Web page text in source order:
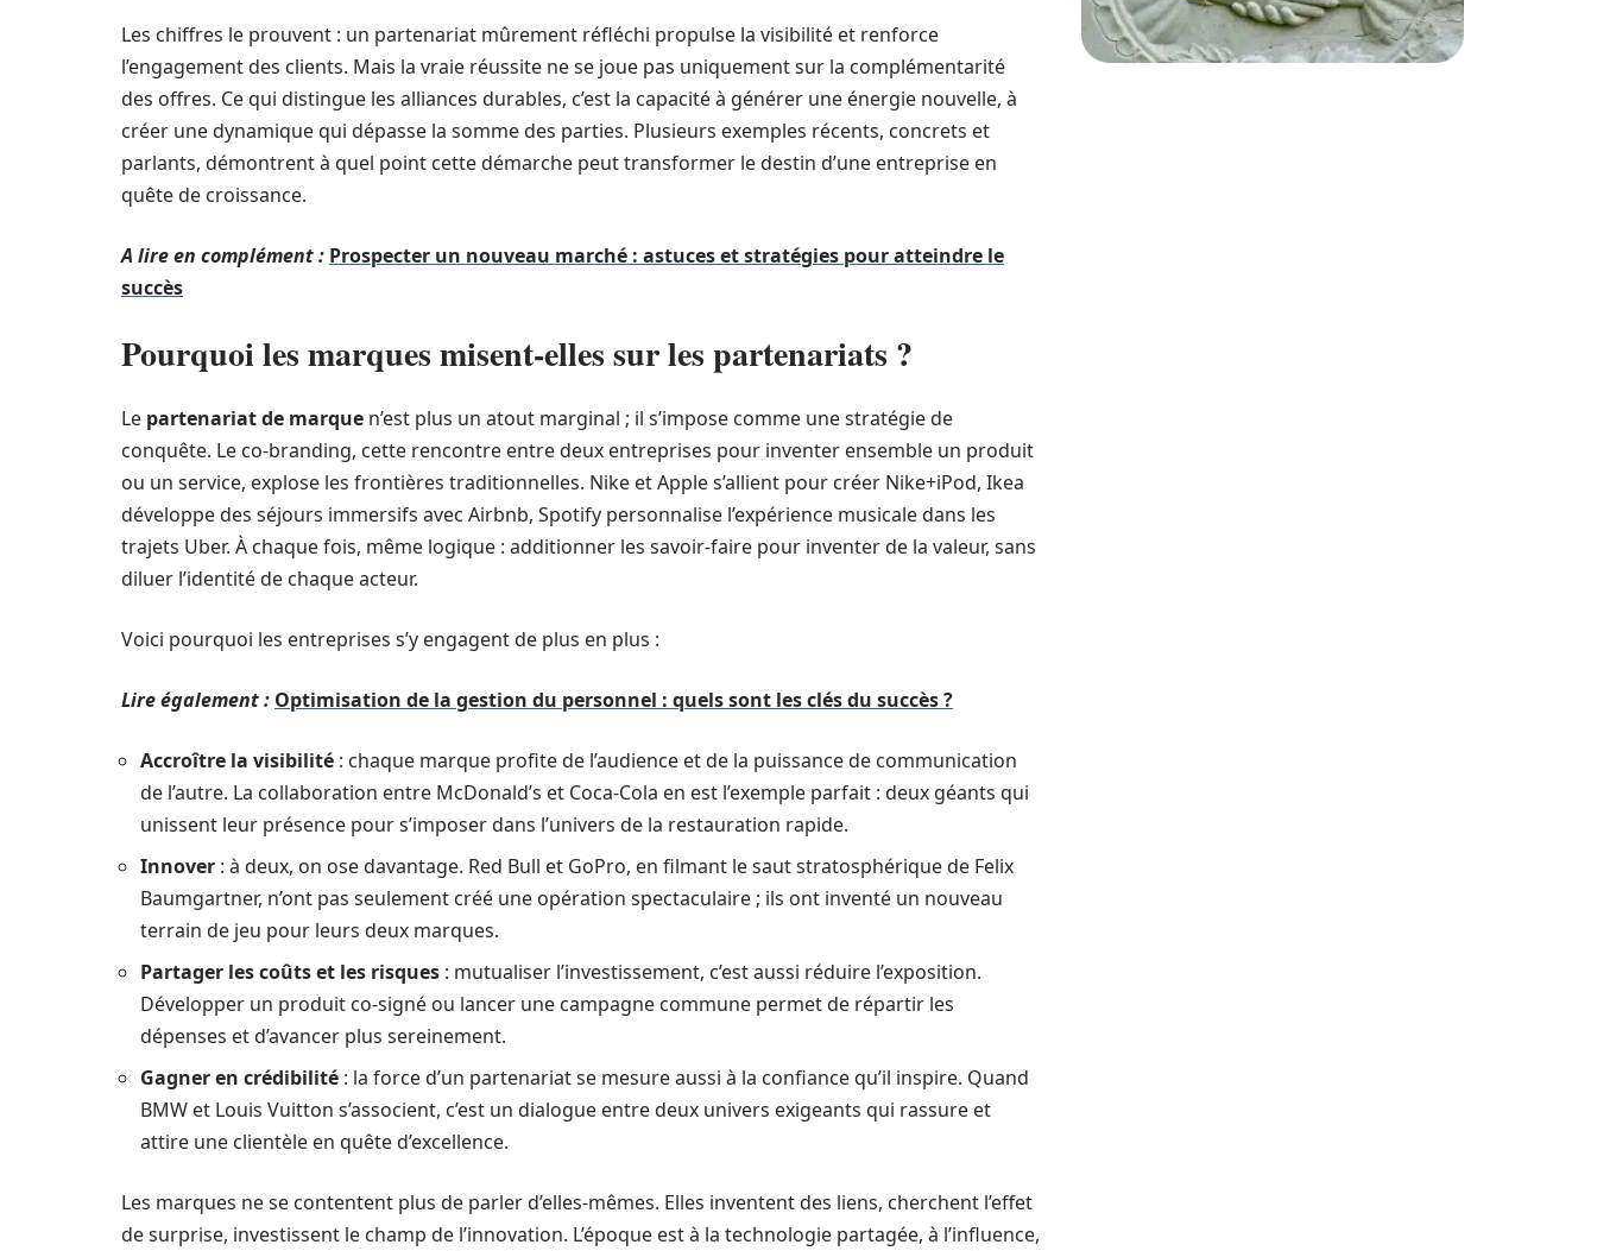
Les chiffres le prouvent : un partenariat mûrement réfléchi propulse la visibilité et renforce
l’engagement des clients. Mais la vraie réussite ne se joue pas uniquement sur la complémentarité
des offres. Ce qui distingue les alliances durables, c’est la capacité à générer une énergie nouvelle, à
créer une dynamique qui dépasse la somme des parties. Plusieurs exemples récents, concrets et
parlants, démontrent à quel point cette démarche peut transformer le destin d’une entreprise en
quête de croissance.
A lire en complément : Prospecter un nouveau marché : astuces et stratégies pour atteindre le
succès
Pourquoi les marques misent-elles sur les partenariats ?
Le partenariat de marque n’est plus un atout marginal ; il s’impose comme une stratégie de
conquête. Le co-branding, cette rencontre entre deux entreprises pour inventer ensemble un produit
ou un service, explose les frontières traditionnelles. Nike et Apple s’allient pour créer Nike+iPod, Ikea
développe des séjours immersifs avec Airbnb, Spotify personnalise l’expérience musicale dans les
trajets Uber. À chaque fois, même logique : additionner les savoir-faire pour inventer de la valeur, sans
diluer l’identité de chaque acteur.
Voici pourquoi les entreprises s’y engagent de plus en plus :
Lire également : Optimisation de la gestion du personnel : quels sont les clés du succès ?
Accroître la visibilité : chaque marque profite de l’audience et de la puissance de communication
de l’autre. La collaboration entre McDonald’s et Coca-Cola en est l’exemple parfait : deux géants qui
unissent leur présence pour s’imposer dans l’univers de la restauration rapide.
Innover : à deux, on ose davantage. Red Bull et GoPro, en filmant le saut stratosphérique de Felix
Baumgartner, n’ont pas seulement créé une opération spectaculaire ; ils ont inventé un nouveau
terrain de jeu pour leurs deux marques.
Partager les coûts et les risques : mutualiser l’investissement, c’est aussi réduire l’exposition.
Développer un produit co-signé ou lancer une campagne commune permet de répartir les
dépenses et d’avancer plus sereinement.
Gagner en crédibilité : la force d’un partenariat se mesure aussi à la confiance qu’il inspire. Quand
BMW et Louis Vuitton s’associent, c’est un dialogue entre deux univers exigeants qui rassure et
attire une clientèle en quête d’excellence.
Les marques ne se contentent plus de parler d’elles-mêmes. Elles inventent des liens, cherchent l’effet
de surprise, investissent le champ de l’innovation. L’époque est à la technologie partagée, à l’influence,